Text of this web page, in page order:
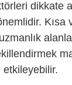
dikkate
Kısa
etkileyebilir.